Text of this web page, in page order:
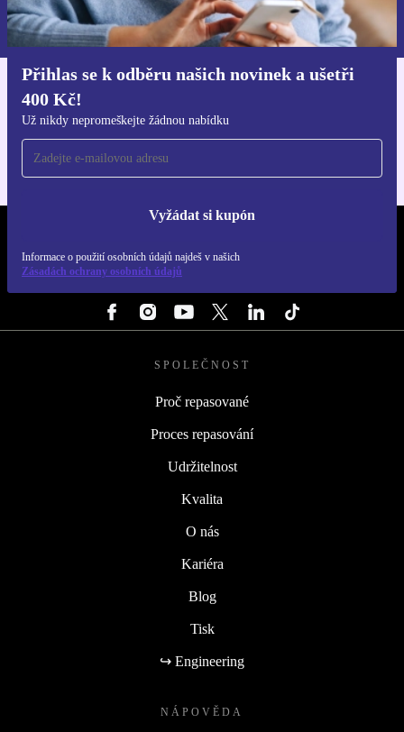
Přihlas se k odběru našich novinek a ušetři
400 Kč!
Už nikdy nepromeškejte žádnou nabídku
Vyžádat si kupón
Informace o použití osobních údajů najdeš v našich
Zásadách ochrany osobních údajů
Informace o použití osobních údajů najdeš v našich
Zásadách ochrany osobních údajů.
Pro iOS a Android
SPOLEČNOST
Proč repasované
Proces repasování
Udržitelnost
Kvalita
O nás
Kariéra
Blog
Tisk
↪ Engineering
NÁPOVĚDA